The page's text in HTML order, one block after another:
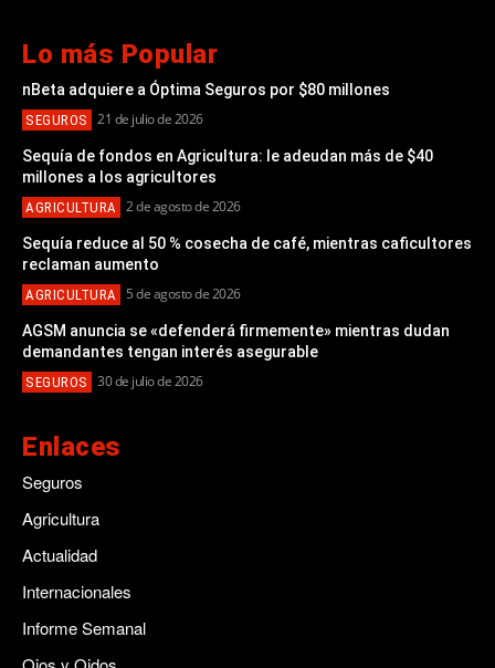
Lo más Popular
nBeta adquiere a Óptima Seguros por $80 millones
SEGUROS 21 de julio de 2026
Sequía de fondos en Agricultura: le adeudan más de $40
millones a los agricultores
AGRICULTURA 2 de agosto de 2026
Sequía reduce al 50 % cosecha de café, mientras caficultores
reclaman aumento
AGRICULTURA 5 de agosto de 2026
AGSM anuncia se «defenderá firmemente» mientras dudan
demandantes tengan interés asegurable
SEGUROS 30 de julio de 2026
Enlaces
Seguros
Agricultura
Actualidad
Internacionales
Informe Semanal